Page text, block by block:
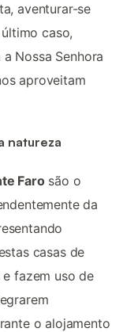
aventurar-se
caso,
Nossa Senhora
aproveitam
natureza
Farosão o
da
casas de
fazem uso de
o alojamento